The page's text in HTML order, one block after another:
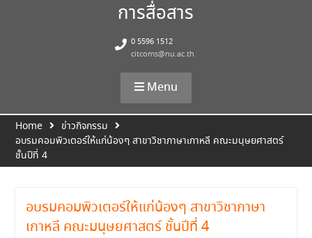
การสื่อสาร
0 5596 1512
citcoms@nu.ac.th
Menu
Home
ข่าวกิจกรรม
อบรมคอมพิวเตอร์ให้แก่น้องๆ สาขาวิชาภาษาเกาหลี คณะมนุษยศาสตร์
ชั้นปีที่ 4
อบรมคอมพิวเตอร์ให้แก่น้องๆ สาขาวิชาภาษา
เกาหลี คณะมนุษยศาสตร์ ชั้นปีที่ 4